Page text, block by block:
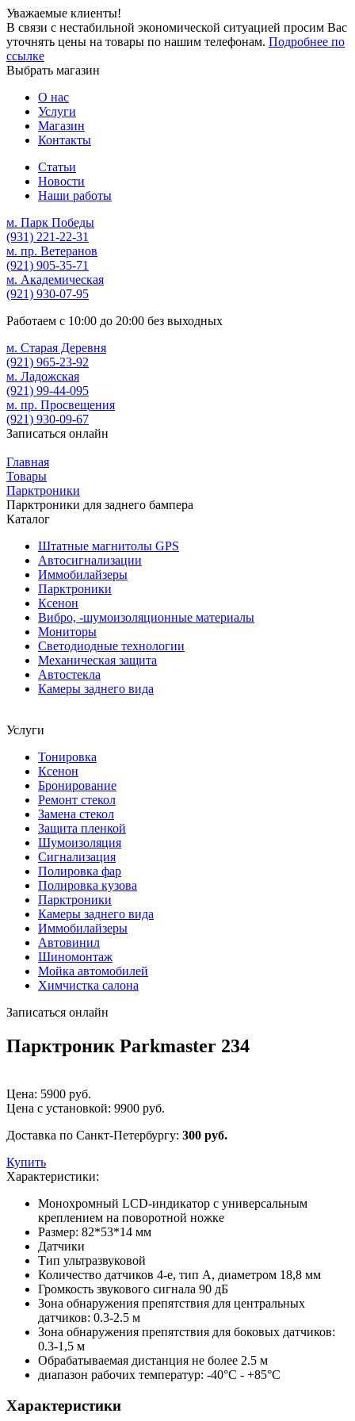
Уважаемые клиенты!
В связи с нестабильной экономической ситуацией просим Вас
уточнять цены на товары по нашим телефонам. Подробнее по
ссылке
Выбрать магазин
О нас
Услуги
Магазин
Контакты
Статьи
Новости
Наши работы
м. Парк Победы
(931) 221-22-31
м. пр. Ветеранов
(921) 905-35-71
м. Академическая
(921) 930-07-95
Работаем с 10:00 до 20:00 без выходных
м. Старая Деревня
(921) 965-23-92
м. Ладожская
(921) 99-44-095
м. пр. Просвещения
(921) 930-09-67
Записаться онлайн
Главная
Товары
Парктроники
Парктроники для заднего бампера
Каталог
Штатные магнитолы GPS
Автосигнализации
Иммобилайзеры
Парктроники
Ксенон
Вибро, -шумоизоляционные материалы
Мониторы
Светодиодные технологии
Механическая защита
Автостекла
Камеры заднего вида
Услуги
Тонировка
Ксенон
Бронирование
Ремонт стекол
Замена стекол
Защита пленкой
Шумоизоляция
Сигнализация
Полировка фар
Полировка кузова
Парктроники
Камеры заднего вида
Иммобилайзеры
Автовинил
Шиномонтаж
Мойка автомобилей
Химчистка салона
Записаться онлайн
Парктроник Parkmaster 234
Цена: 5900 руб.
Цена с установкой: 9900 руб.
Доставка по Санкт-Петербургу: 300 руб.
Купить
Характеристики:
Монохромный LCD-индикатор с универсальным
креплением на поворотной ножке
Размер: 82*53*14 мм
Датчики
Тип ультразвуковой
Количество датчиков 4-е, тип A, диаметром 18,8 мм
Громкость звукового сигнала 90 дБ
Зона обнаружения препятствия для центральных
датчиков: 0.3-2.5 м
Зона обнаружения препятствия для боковых датчиков:
0.3-1,5 м
Обрабатываемая дистанция не более 2.5 м
диапазон рабочих температур: -40°С - +85°С
Характеристики